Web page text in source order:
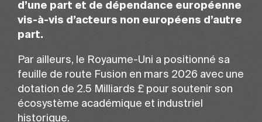
d’une part et de dépendance européenne
vis-à-vis d’acteurs non européens d’autre
part.
Par ailleurs, le Royaume-Uni a positionné sa
feuille de route Fusion en mars 2026 avec une
dotation de 2.5 Milliards £ pour soutenir son
écosystème académique et industriel
historique.